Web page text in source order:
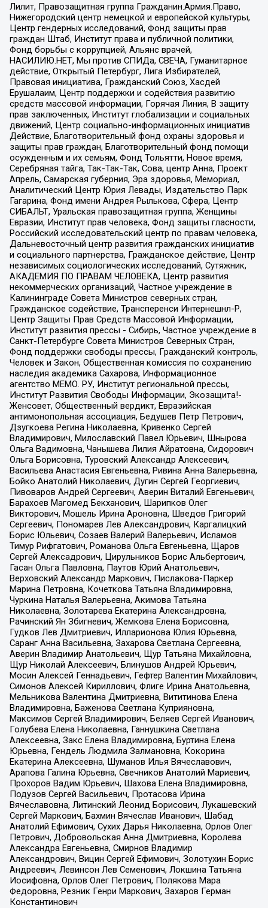
Лилит, Правозащитная группа Гражданин.Армия.Право,
Нижегородский центр немецкой и европейской культуры,
Центр гендерных исследований, Фонд защиты прав
граждан Штаб, Институт права и публичной политики,
Фонд борьбы с коррупцией, Альянс врачей,
НАСИЛИЮ.НЕТ, Мы против СПИДа, СВЕЧА, Гуманитарное
действие, Открытый Петербург, Лига Избирателей,
Правовая инициатива, Гражданский Союз, Хасдей
Ерушалаим, Центр поддержки и содействия развитию
средств массовой информации, Горячая Линия, В защиту
прав заключенных, Институт глобализации и социальных
движений, Центр социально-информационных инициатив
Действие, Благотворительный фонд охраны здоровья и
защиты прав граждан, Благотворительный фонд помощи
осужденным и их семьям, Фонд Тольятти, Новое время,
Серебряная тайга, Так-Так-Так, Сова, центр Анна, Проект
Апрель, Самарская губерния, Эра здоровья, Мемориал,
Аналитический Центр Юрия Левады, Издательство Парк
Гагарина, Фонд имени Андрея Рылькова, Сфера, Центр
СИБАЛЬТ, Уральская правозащитная группа, Женщины
Евразии, Институт прав человека, Фонд защиты гласности,
Российский исследовательский центр по правам человека,
Дальневосточный центр развития гражданских инициатив
и социального партнерства, Гражданское действие, Центр
независимых социологических исследований, Сутяжник,
АКАДЕМИЯ ПО ПРАВАМ ЧЕЛОВЕКА, Центр развития
некоммерческих организаций, Частное учреждение в
Калининграде Совета Министров северных стран,
Гражданское содействие, Трансперенси Интернешнл-Р,
Центр Защиты Прав Средств Массовой Информации,
Институт развития прессы - Сибирь, Частное учреждение в
Санкт-Петербурге Совета Министров Северных Стран,
Фонд поддержки свободы прессы, Гражданский контроль,
Человек и Закон, Общественная комиссия по сохранению
наследия академика Сахарова, Информационное
агентство МЕМО. РУ, Институт региональной прессы,
Институт Развития Свободы Информации, Экозащита!-
Женсовет, Общественный вердикт, Евразийская
антимонопольная ассоциация, Бедушев Петр Петрович,
Дзугкоева Регина Николаевна, Кривенко Сергей
Владимирович, Милославский Павел Юрьевич, Шнырова
Ольга Вадимовна, Чанышева Лилия Айратовна, Сидорович
Ольга Борисовна, Туровский Александр Алексеевич,
Васильева Анастасия Евгеньевна, Ривина Анна Валерьевна,
Бойко Анатолий Николаевич, Дугин Сергей Георгиевич,
Пивоваров Андрей Сергеевич, Аверин Виталий Евгеньевич,
Барахоев Магомед Бекханович, Шарипков Олег
Викторович, Мошель Ирина Ароновна, Шведов Григорий
Сергеевич, Пономарев Лев Александрович, Каргалицкий
Борис Юльевич, Созаев Валерий Валерьевич, Исламов
Тимур Рифгатович, Романова Ольга Евгеньевна, Щаров
Сергей Алексадрович, Цирульников Борис Альбертович,
Гасан Ольга Павловна, Паутов Юрий Анатольевич,
Верховский Александр Маркович, Пислакова-Паркер
Марина Петровна, Кочеткова Татьяна Владимировна,
Чуркина Наталья Валерьевна, Акимова Татьяна
Николаевна, Золотарева Екатерина Александровна,
Рачинский Ян Збигневич, Жемкова Елена Борисовна,
Гудков Лев Дмитриевич, Илларионова Юлия Юрьевна,
Саранг Анна Васильевна, Захарова Светлана Сергеевна,
Аверин Владимир Анатольевич, Щур Татьяна Михайловна,
Щур Николай Алексеевич, Блинушов Андрей Юрьевич,
Мосин Алексей Геннадьевич, Гефтер Валентин Михайлович,
Симонов Алексей Кириллович, Флиге Ирина Анатольевна,
Мельникова Валентина Дмитриевна, Вититинова Елена
Владимировна, Баженова Светлана Куприяновна,
Максимов Сергей Владимирович, Беляев Сергей Иванович,
Голубева Елена Николаевна, Ганнушкина Светлана
Алексеевна, Закс Елена Владимировна, Буртина Елена
Юрьевна, Гендель Людмила Залмановна, Кокорина
Екатерина Алексеевна, Шуманов Илья Вячеславович,
Арапова Галина Юрьевна, Свечников Анатолий Мариевич,
Прохоров Вадим Юрьевич, Шахова Елена Владимировна,
Подузов Сергей Васильевич, Протасова Ирина
Вячеславовна, Литинский Леонид Борисович, Лукашевский
Сергей Маркович, Бахмин Вячеслав Иванович, Шабад
Анатолий Ефимович, Сухих Дарья Николаевна, Орлов Олег
Петрович, Добровольская Анна Дмитриевна, Королева
Александра Евгеньевна, Смирнов Владимир
Александрович, Вицин Сергей Ефимович, Золотухин Борис
Андреевич, Левинсон Лев Семенович, Локшина Татьяна
Иосифовна, Орлов Олег Петрович, Полякова Мара
Федоровна, Резник Генри Маркович, Захаров Герман
Константинович